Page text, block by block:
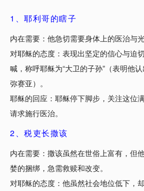
1、耶利哥的瞎子
内在需要：他急切需要身体上的医治与光
对耶稣的态度：表现出坚定的信心与迫
喊，称呼耶稣为“大卫的子孙”（表明他
弥赛亚）。
耶稣的回应：耶稣停下脚步，关注这位
请求施行医治。
2、税吏长撒该
内在需要：撒该虽然在世俗上富有，但
婪的捆绑，急需救赎和改变。
对耶稣的态度：他虽然社会地位低下，